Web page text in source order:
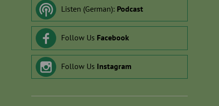
Listen (German): Podcast
Follow Us Facebook
Follow Us Instagram